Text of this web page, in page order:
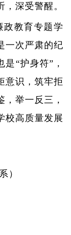
深受警醒。
政教育专题学
一次严肃的纪
“护身符”，
意识，筑牢拒
举一反三，
校高质量发展
）